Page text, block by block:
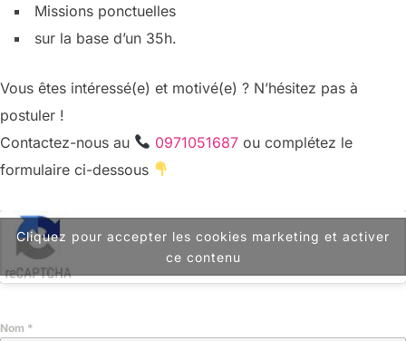
Missions ponctuelles
sur la base d’un 35h.
Vous êtes intéressé(e) et motivé(e) ? N’hésitez pas à
postuler !
Contactez-nous au
0971051687 ou complétez le
formulaire ci-dessous
Cliquez pour accepter les cookies marketing et activer
ce contenu
Nom *